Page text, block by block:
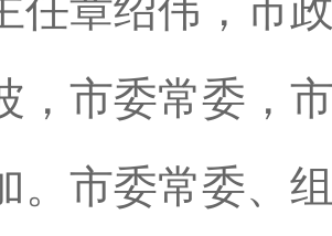
任章绍伟，市
，市委常委，
。市委常委、